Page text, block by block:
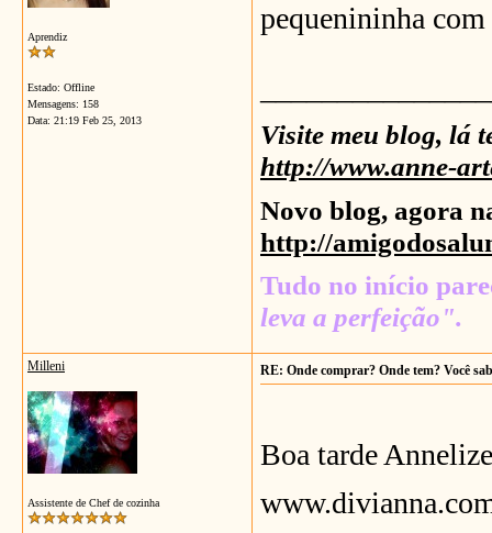
Aprendiz
Estado: Offline
Mensagens: 158
Data: 21:19 Feb 25, 2013
pequenininha
Visite meu blog, lá
http://www.anne-
Novo blog, agora
http://
Tudo no início
leva a perfeição".
Milleni
Assistente de Chef de cozinha
RE: Onde comprar? Onde tem? Você
Boa tarde